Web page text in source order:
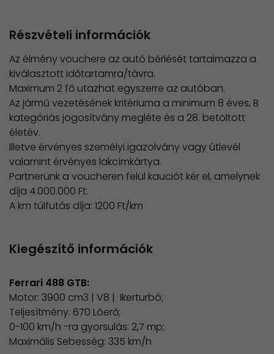
Részvételi információk
Az élmény vouchere az autó bérlését tartalmazza a
kiválasztott időtartamra/távra.
Maximum 2 fő utazhat egyszerre az autóban.
Az jármű vezetésének kritériuma a minimum 8 éves, B
kategóriás jogosítvány megléte és a 28. betöltött
életév.
Illetve érvényes személyi igazolvány vagy útlevél
valamint érvényes lakcímkártya.
Partnerünk a voucheren felül kauciót kér el, amelynek
díja 4.000.000 Ft.
A km túlfutás díja: 1200 Ft/km
Kiegészítő információk
Ferrari 488 GTB:
Motor: 3900 cm3 | V8 | Ikerturbó;
Teljesítmény: 670 Lóerő;
0-100 km/h -ra gyorsulás: 2,7 mp;
Maximális Sebesség: 335 km/h​​